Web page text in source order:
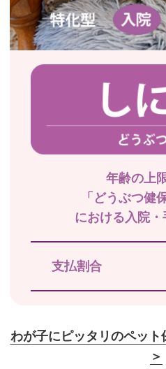
年齢の上
「どうぶつ健
における入院
支払割合
わが子にピッタリのペット
＞